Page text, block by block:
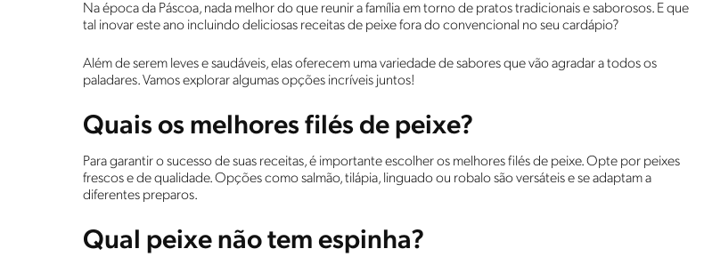
Na época da Páscoa, nada melhor do que reunir a família em torno de pratos tradicionais e saborosos. E que
tal inovar este ano incluindo deliciosas receitas de peixe fora do convencional no seu cardápio?
Além de serem leves e saudáveis, elas oferecem uma variedade de sabores que vão agradar a todos os
paladares. Vamos explorar algumas opções incríveis juntos!
Quais os melhores filés de peixe?
Para garantir o sucesso de suas receitas, é importante escolher os melhores filés de peixe. Opte por peixes
frescos e de qualidade. Opções como salmão, tilápia, linguado ou robalo são versáteis e se adaptam a
diferentes preparos.
Qual peixe não tem espinha?